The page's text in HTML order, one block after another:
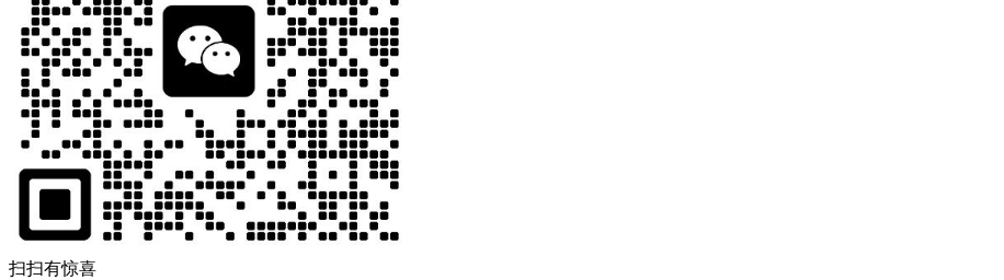
扫扫有惊喜